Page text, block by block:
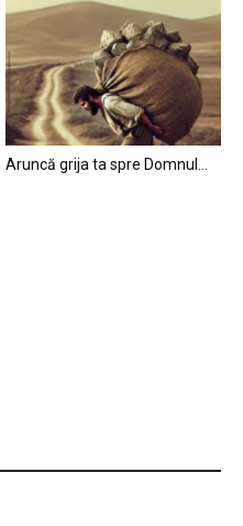
Aruncă grija ta spre Domnul…